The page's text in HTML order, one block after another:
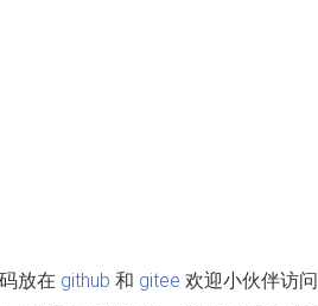
放在 github 和 gitee 欢迎小伙伴访问